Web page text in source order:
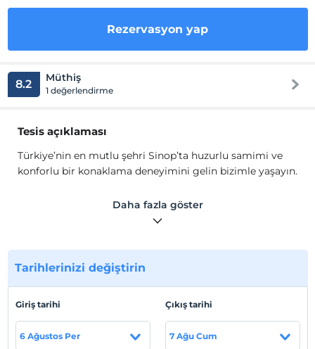
Rezervasyon yap
8.2 Müthiş
1 değerlendirme
Tesis açıklaması
Türkiye’nin en mutlu şehri Sinop’ta huzurlu samimi ve
konforlu bir konaklama deneyimini gelin bizimle yaşayın.
size en iyi hizmeti kaliteli bir şekilde sunmak bizim
misyonumuzdur.
Konuk memnuniyetini sağlamak ve sürdürmek bu bizim
ilkemizdir.
Daha fazla göster
Tarihlerinizi değiştirin
Giriş tarihi
6 Ağustos Per
Çıkış tarihi
7 Ağu Cum